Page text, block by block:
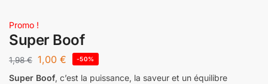
Promo !
Super Boof
1,98€ 1,00 € -50%
Super Boof, c’est la puissance, la saveur et un équilibre